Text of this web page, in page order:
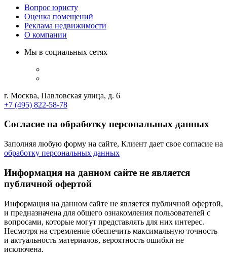
Вопрос юристу
Оценка помещений
Реклама недвижимости
О компании
Мы в социальных сетях
г. Москва, Павловская улица, д. 6
+7 (495) 822-58-78
Согласие на обработку персональных данных
Заполняя любую форму на сайте, Клиент дает свое согласие на
обработку персональных данных
Информация на данном сайте не является
публичной офертой
Информация на данном сайте не является публичной офертой,
и предназначена для общего ознакомления пользователей с
вопросами, которые могут представлять для них интерес.
Несмотря на стремление обеспечить максимальную точность
и актуальность материалов, вероятность ошибки не
исключена.